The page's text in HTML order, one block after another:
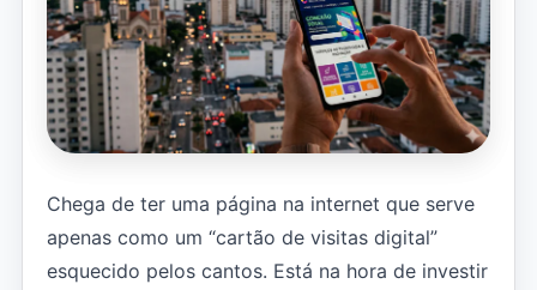
Chega de ter uma página na internet que serve
apenas como um “cartão de visitas digital”
esquecido pelos cantos. Está na hora de investir